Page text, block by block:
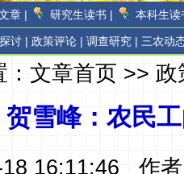
章 | 研究生读书 | 本科生读
讨 | 政策评论 | 调查研究 | 三农动
：文章首页>>政
贺雪峰：农民
16:11:46 作